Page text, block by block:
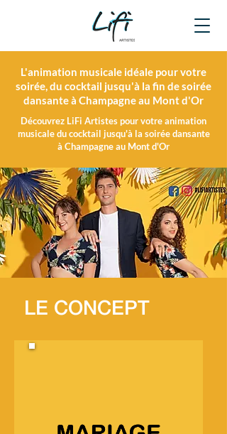
L'animation musicale idéale pour votre
soirée, du cocktail jusqu'à la fin de soirée
dansante à Champagne au Mont d'Or
Découvrez LiFi Artistes pour votre animation
musicale du cocktail jusqu'à la soirée dansante
à Champagne au Mont d'Or
LE CONCEPT